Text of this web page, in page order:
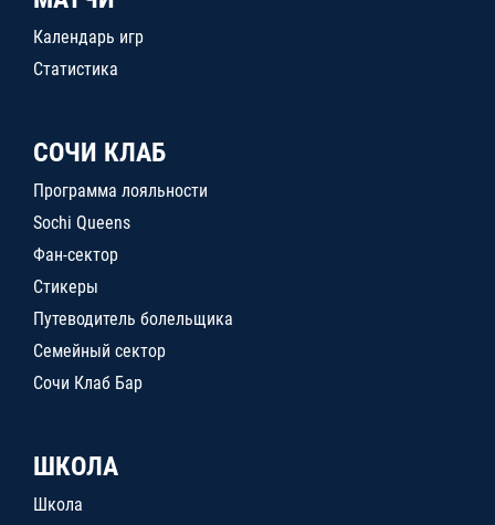
Календарь игр
Статистика
СОЧИ КЛАБ
Программа лояльности
Sochi Queens
Фан-сектор
Стикеры
Путеводитель болельщика
Семейный сектор
Сочи Клаб Бар
ШКОЛА
Школа